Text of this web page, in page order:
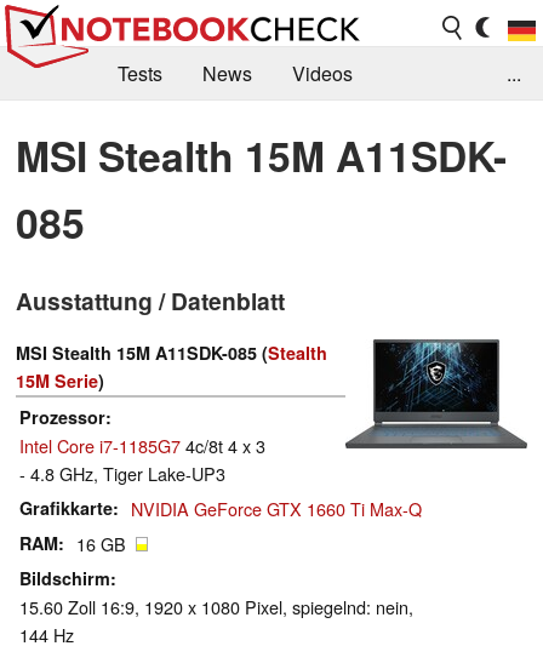
Tests News
Videos
Kaufberatung
Deals Suche
Jobs
Forum
...
MSI Stealth 15M A11SDK-
085
Ausstattung / Datenblatt
MSI Stealth 15M A11SDK-085 (Stealth
15M Serie)
Prozessor
Intel Core i7-1185G74c/8t 4 x 3
- 4.8 GHz, Tiger Lake-UP3
Grafikkarte NVIDIA GeForce GTX 1660 Ti Max-Q
RAM 16 GB
Bildschirm
15.60 Zoll 16:9, 1920 x 1080 Pixel, spiegelnd: nein,
144 Hz